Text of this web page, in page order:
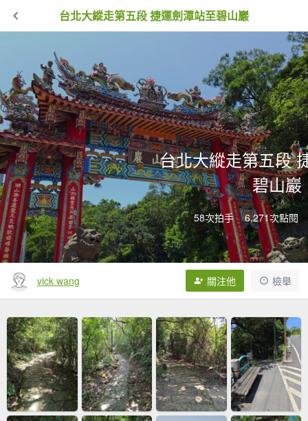
台北大縱走第五段 捷運劍潭站至碧山巖
台北大縱走第五段
碧山巖
58次拍手 6,271次點閱
vick wang 關注他 檢舉